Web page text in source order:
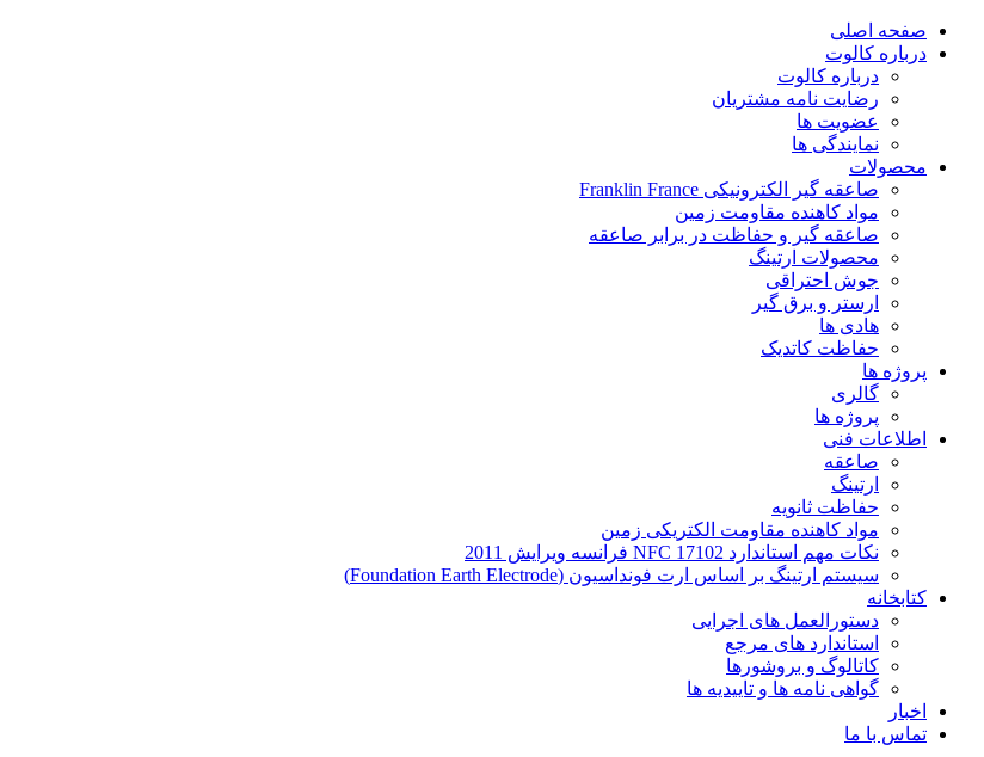
پرش
صفحه اصلی
درباره کالوت
درباره کالوت
رضایت نامه مشتریان
عضویت ها
نمایندگی ها
محصولات
صاعقه گیر الکترونیکی Franklin France
مواد کاهنده مقاومت زمین
صاعقه گیر و حفاظت در برابر صاعقه
محصولات ارتینگ
جوش احتراقی
ارستر و برق گیر
هادی ها
حفاظت کاتدیک
پروژه ها
گالری
پروژه ها
اطلاعات فنی
صاعقه
ارتینگ
حفاظت ثانویه
مواد کاهنده مقاومت الکتریکی زمین
نکات مهم استاندارد NFC 17102 فرانسه ویرایش 2011
سیستم ارتینگ بر اساس ارت فونداسیون (Foundation Earth Electrode)
کتابخانه
دستورالعمل های اجرایی
استاندارد های مرجع
کاتالوگ و بروشورها
گواهی نامه ها و تاییدیه ها
اخبار
تماس با ما